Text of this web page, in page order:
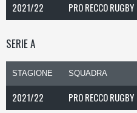
2021/22 PRO RECCO RUGBY
SERIE A
STAGIONE SQUADRA
2021/22 PRO RECCO RUGBY